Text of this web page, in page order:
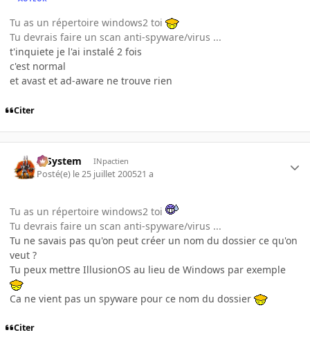
Tu as un répertoire windows2 toi
Tu devrais faire un scan anti-spyware/virus ...
t'inquiete je l'ai instalé 2 fois
c'est normal
et avast et ad-aware ne trouve rien
Citer
X-System INpactien
Posté(e) le 25 juillet 200521 a
Tu as un répertoire windows2 toi
Tu devrais faire un scan anti-spyware/virus ...
Tu ne savais pas qu'on peut créer un nom du dossier ce qu'on
veut ?
Tu peux mettre IllusionOS au lieu de Windows par exemple
Ca ne vient pas un spyware pour ce nom du dossier
Citer